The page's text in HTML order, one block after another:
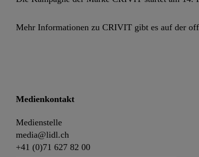
Mehr Informationen zu CRIVIT gibt es auf der
Medienkontakt
Medienstelle
media@lidl.ch
+41 (0)71 627 82 00